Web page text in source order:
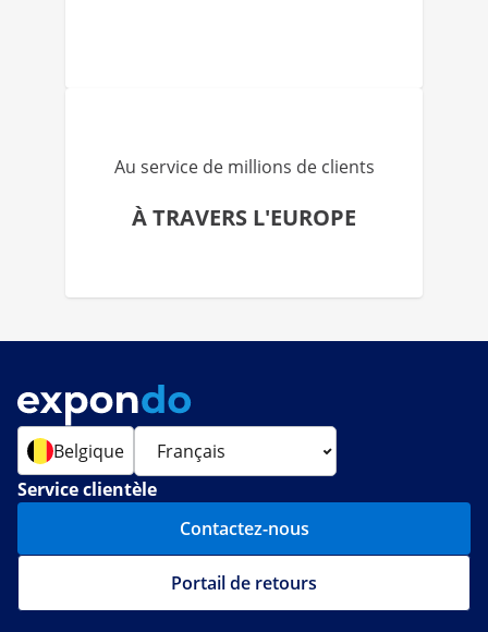
Au service de millions de clients
À TRAVERS L'EUROPE
Belgique
Service clientèle
Contactez-nous
Portail de retours